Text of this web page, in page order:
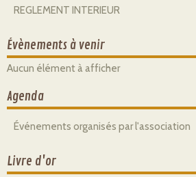
REGLEMENT INTERIEUR
Évènements à venir
Aucun élément à afficher
Agenda
Événements organisés par l'association
Livre d'or